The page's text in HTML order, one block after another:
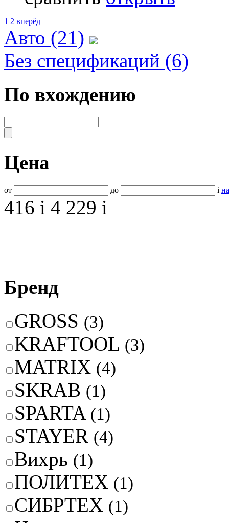
1 2 вперёд
Авто (21)
Без спецификаций (6)
По вхождению
Цена
от до i
416 i 4 229 i
Бренд
GROSS (3)
KRAFTOOL (3)
MATRIX (4)
SKRAB (1)
SPARTA (1)
STAYER (4)
Вихрь (1)
ПОЛИТЕХ (1)
СИБРТЕХ (1)